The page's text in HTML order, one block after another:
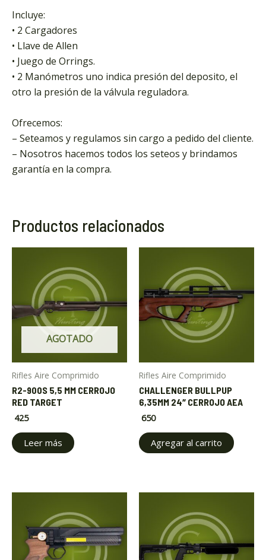
Incluye:
• 2 Cargadores
• Llave de Allen
• Juego de Orrings.
• 2 Manómetros uno indica presión del deposito, el
otro la presión de la válvula reguladora.
Ofrecemos:
– Seteamos y regulamos sin cargo a pedido del cliente.
– Nosotros hacemos todos los seteos y brindamos
garantía en la compra.
Productos relacionados
AGOTADO
Rifles Aire Comprimido
R2-900S 5,5 MM CERROJO
RED TARGET
425
Leer más
Rifles Aire Comprimido
CHALLENGER BULLPUP
6,35MM 24″ CERROJO AEA
650
Agregar al carrito